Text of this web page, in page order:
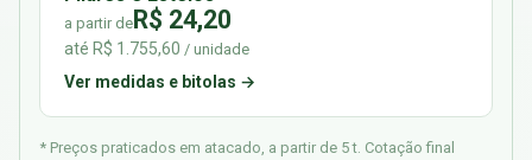
a partir deR$ 24,20
até R$ 1.755,60 / unidade
Ver medidas e bitolas →
* Preços praticados em atacado, a partir de 5 t. Cotação final